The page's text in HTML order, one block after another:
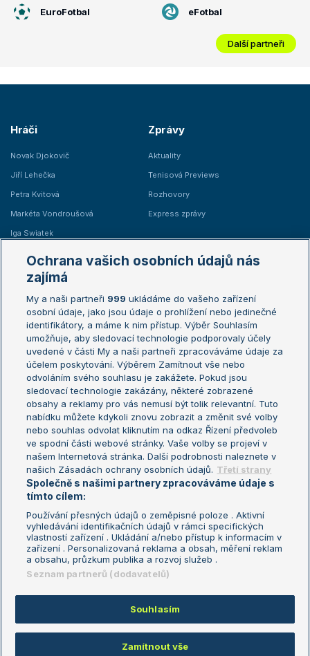
EuroFotbal eFotbal
Další partneři
Hráči
Novak Djokovič
Jiří Lehečka
Petra Kvitová
Markéta Vondroušová
Iga Swiatek
Zprávy
Aktuality
Tenisová Previews
Rozhovory
Express zprávy
Žebříčky
Žebříček ATP (muži)
Žebříček WTA (ženy)
Sázkařský žebříček
Australian Open
French Open
Wimbledon
US Open
Turnaj mistrů
Turnaj mistryň
Aktualní trendy
Fotbalové přestupy
Livesport Daily
LS Prague Open
Podmínky užití
Nastavení soukromí
GDPR a žurnalistika
Reklama
Kontakt
Informace o zpracování osobních
údajů
Copyright © 2008-2026 TenisPortal.cz. Využíváme zpravodajství ČTK.
Ochrana vašich osobních údajů nás
zajímá
My a naši partneři 999 ukládáme do vašeho zařízení
osobní údaje, jako jsou údaje o prohlížení nebo jedinečné
identifikátory, a máme k nim přístup. Výběr Souhlasím
umožňuje, aby sledovací technologie podporovaly účely
uvedené v části My a naši partneři zpracováváme údaje za
účelem poskytování. Výběrem Zamítnout vše nebo
odvoláním svého souhlasu je zakážete. Pokud jsou
sledovací technologie zakázány, některé zobrazené
obsahy a reklamy pro vás nemusí být tolik relevantní. Tuto
nabídku můžete kdykoli znovu zobrazit a změnit své volby
nebo souhlas odvolat kliknutím na odkaz Řízení předvoleb
ve spodní části webové stránky. Vaše volby se projeví v
našem Internetová stránka. Další podrobnosti naleznete v
našich Zásadách ochrany osobních údajů. Třetí strany
Společně s našimi partnery zpracováváme údaje s
tímto cílem:
Používání přesných údajů o zeměpisné poloze . Aktivní
vyhledávání identifikačních údajů v rámci specifických
vlastností zařízení . Ukládání a/nebo přístup k informacím v
zařízení . Personalizovaná reklama a obsah, měření reklam
a obsahu, průzkum publika a rozvoj služeb .
Seznam partnerů (dodavatelů)
Souhlasím
Zamítnout vše